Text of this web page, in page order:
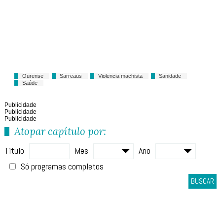
Ourense Sarreaus Violencia machista
Sanidade
Saúde
Publicidade
Publicidade
Publicidade
Atopar capítulo por:
Título Mes
Ano
Só programas completos
BUSCAR